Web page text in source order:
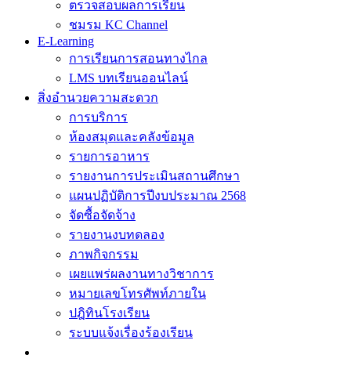
ตรวจสอบผลการเรียน
ชมรม KC Channel
E-Learning
การเรียนการสอนทางไกล
LMS บทเรียนออนไลน์
สิ่งอำนวยความสะดวก
การบริการ
ห้องสมุดและคลังข้อมูล
รายการอาหาร
รายงานการประเมินสถานศึกษา
แผนปฏิบัติการปีงบประมาณ 2568
จัดซื้อจัดจ้าง
รายงานงบทดลอง
ภาพกิจกรรม
เผยแพร่ผลงานทางวิชาการ
หมายเลขโทรศัพท์ภายใน
ปฎิทินโรงเรียน
ระบบแจ้งเรื่องร้องเรียน